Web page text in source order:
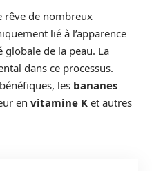
rêve de nombreux
lié à l’apparence
globale de la peau. La
dans ce processus.
les bananes
en vitamine K et autres